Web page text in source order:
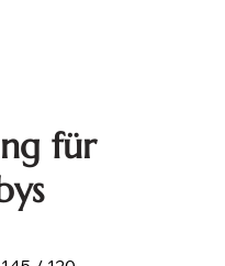
für